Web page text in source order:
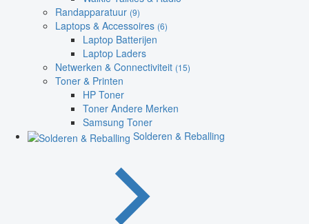
Randapparatuur (9)
Laptops & Accessoires (6)
Laptop Batterijen
Laptop Laders
Netwerken & Connectiviteit (15)
Toner & Printen
HP Toner
Toner Andere Merken
Samsung Toner
Solderen & Reballing